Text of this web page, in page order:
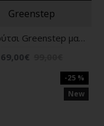
Greenstep
Παπούτσι Greenstep μαύρο
69,00€
New
-25 %